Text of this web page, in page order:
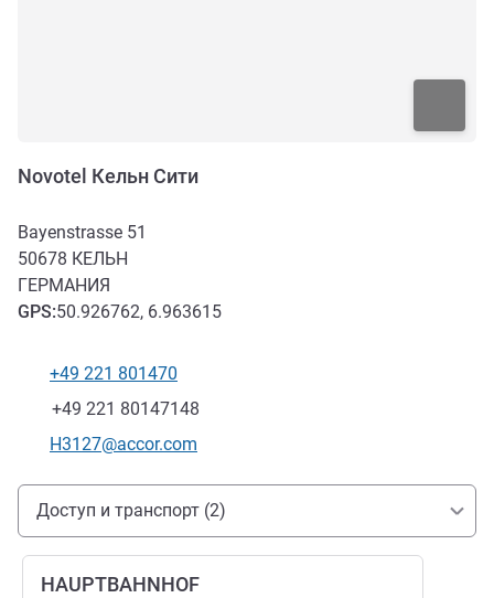
Novotel Кельн Сити
Bayenstrasse 51
50678 КЕЛЬН
ГЕРМАНИЯ
GPS:50.926762, 6.963615
Телефон
+49 221 801470
Факс
+49 221 80147148
Контактный адрес электронной почты
H3127@accor.com
Доступ и транспорт
Доступ и транспорт (2)
HAUPTBAHNHOF